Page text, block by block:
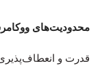
محدودیت‌های
قدرت و